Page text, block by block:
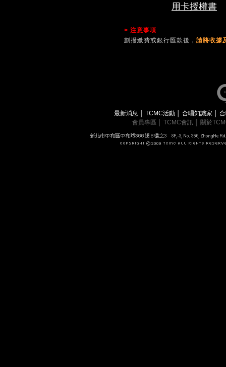
用卡授權書
> 注意事項
劃撥繳費或銀行匯款後， 請將收據
最新消息 TCMC活動 合唱知識家
會員專區
TCMC會訊 關於